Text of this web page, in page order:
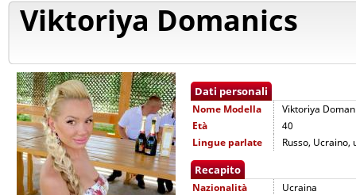
Viktoriya Domanics
Dati personali
Nome Modella
Viktoriya
Età
40
Lingue parlate
Russo,
Recapito
Nazionalità
Ucraina